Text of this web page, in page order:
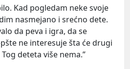
Kad pogledam neke svoje
nasmejano i srećno dete.
da peva i igra, da se
ne interesuje šta će drugi
deteta više nema.”